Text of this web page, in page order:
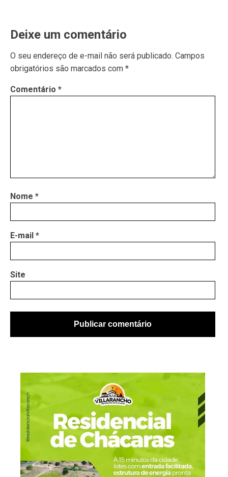
Deixe um comentário
O seu endereço de e-mail não será publicado. Campos
obrigatórios são marcados com *
Comentário *
Nome *
E-mail *
Site